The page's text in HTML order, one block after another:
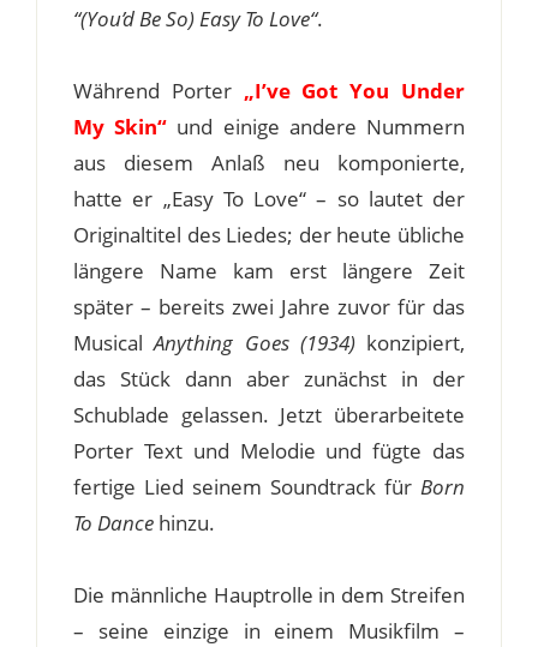
“(You’d Be So) Easy To Love“.
Während Porter „I’ve Got You Under
My Skin“ und einige andere Nummern
aus diesem Anlaß neu komponierte,
hatte er „Easy To Love“ – so lautet der
Originaltitel des Liedes; der heute übliche
längere Name kam erst längere Zeit
später – bereits zwei Jahre zuvor für das
MusicalAnything Goes (1934)konzipiert,
das Stück dann aber zunächst in der
Schublade gelassen. Jetzt überarbeitete
Porter Text und Melodie und fügte das
fertige Lied seinem Soundtrack für Born
To Dance hinzu.
Die männliche Hauptrolle in dem Streifen
– seine einzige in einem Musikfilm –